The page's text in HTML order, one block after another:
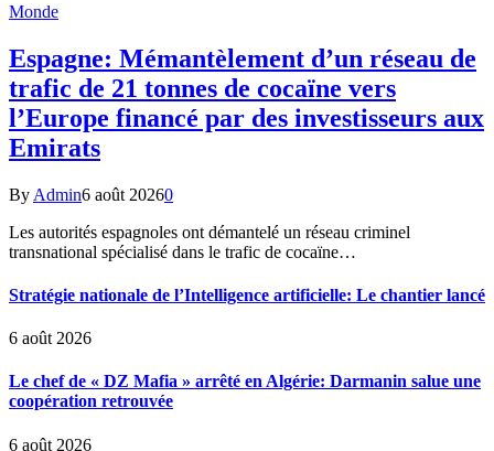
Monde
Espagne: Mémantèlement d’un réseau de
trafic de 21 tonnes de cocaïne vers
l’Europe financé par des investisseurs aux
Emirats
By Admin6 août 20260
Les autorités espagnoles ont démantelé un réseau criminel
transnational spécialisé dans le trafic de cocaïne…
Stratégie nationale de l’Intelligence artificielle: Le chantier lancé
6 août 2026
Le chef de « DZ Mafia » arrêté en Algérie: Darmanin salue une
coopération retrouvée
6 août 2026